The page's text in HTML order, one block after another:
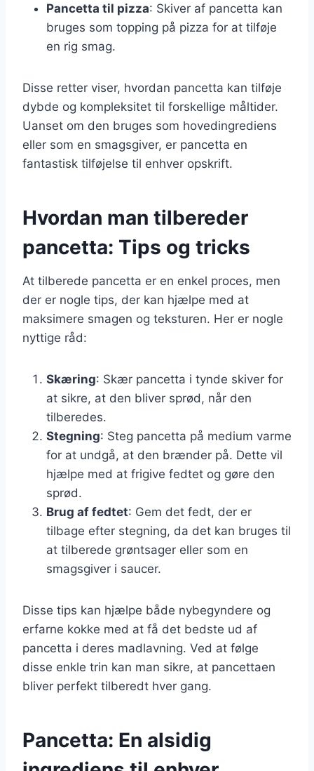
Pancetta til pizza: Skiver af pancetta kan
bruges som topping på pizza for at tilføje
en rig smag.
Disse retter viser, hvordan pancetta kan tilføje
dybde og kompleksitet til forskellige måltider.
Uanset om den bruges som hovedingrediens
eller som en smagsgiver, er pancetta en
fantastisk tilføjelse til enhver opskrift.
Hvordan man tilbereder
pancetta: Tips og tricks
At tilberede pancetta er en enkel proces, men
der er nogle tips, der kan hjælpe med at
maksimere smagen og teksturen. Her er nogle
nyttige råd:
Skæring: Skær pancetta i tynde skiver for
at sikre, at den bliver sprød, når den
tilberedes.
Stegning: Steg pancetta på medium varme
for at undgå, at den brænder på. Dette vil
hjælpe med at frigive fedtet og gøre den
sprød.
Brug af fedtet: Gem det fedt, der er
tilbage efter stegning, da det kan bruges til
at tilberede grøntsager eller som en
smagsgiver i saucer.
Disse tips kan hjælpe både nybegyndere og
erfarne kokke med at få det bedste ud af
pancetta i deres madlavning. Ved at følge
disse enkle trin kan man sikre, at pancettaen
bliver perfekt tilberedt hver gang.
Pancetta: En alsidig